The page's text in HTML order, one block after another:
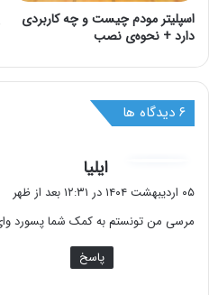
اسپلیتر مودم چیست و چه کاربردی
دارد + نحوه‌ی نصب
‫۶ دیدگاه ها
ایلیا
ف
:
۰۵ اردیبهشت ۱۴۰۴ در ۱۲:۳۱ بعد از ظهر
مرسی من تونستم به کمک شما پسورد
پاسخ